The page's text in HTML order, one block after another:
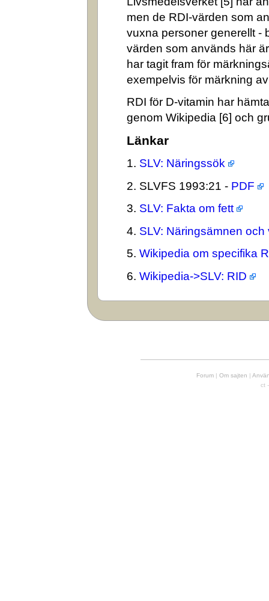
men de RDI-värden som
vuxna personer generellt -
värden som används här
har tagit fram för
exempelvis för märkning
RDI för D-vitamin har
genom Wikipedia [6] och
Länkar
1. SLV: Näringssök
2. SLVFS 1993:21 - PDF
3. SLV: Fakta om fett
4. SLV: Näringsämnen och
5. Wikipedia om specifika
6. Wikipedia->SLV: RID
Forum | Om sajten |
ct